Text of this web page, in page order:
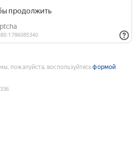
пожалуйста, воспользуйтесьформой